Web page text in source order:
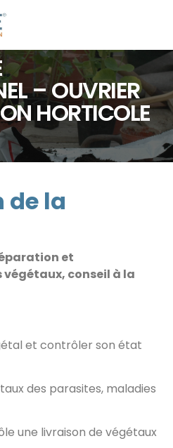
– OUVRIER
HORTICOLE
de la
et
conseil à la
et contrôler son état
des parasites, maladies
une livraison de végétaux